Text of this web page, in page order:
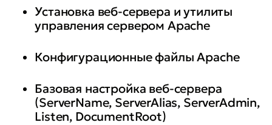
Установка веб-сервера и утилиты
управления сервером Apache
Конфигурационные файлы Apache
Базовая настройка веб-сервера
(ServerNаme, ServerAlias, ServerAdmin,
Listen, DocumentRoot)